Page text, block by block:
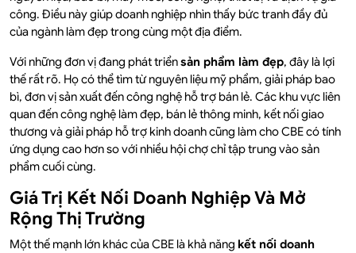
công. Điều này giúp doanh nghiệp nhìn thấy bức tranh đầy đủ
của ngành làm đẹp trong cùng một địa điểm.
Với những đơn vị đang phát triểnsản phẩm làm đẹp, đây là lợi
thế rất rõ. Họ có thể tìm từ nguyên liệu mỹ phẩm, giải pháp bao
bì, đơn vị sản xuất đến công nghệ hỗ trợ bán lẻ. Các khu vực liên
quan đến công nghệ làm đẹp, bán lẻ thông minh, kết nối giao
thương và giải pháp hỗ trợ kinh doanh cũng làm cho CBE có tính
ứng dụng cao hơn so với nhiều hội chợ chỉ tập trung vào sản
phẩm cuối cùng.
Giá Trị Kết Nối Doanh Nghiệp Và Mở
Rộng Thị Trường
Một thế mạnh lớn khác của CBE là khả năng kết nối doanh